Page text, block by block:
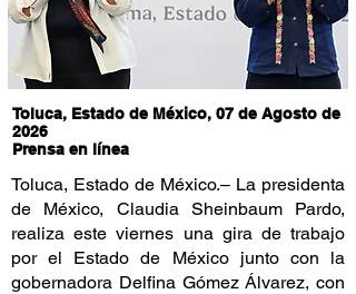
Toluca, Estado de México, 07 de Agosto de
2026
Prensa en línea
Toluca, Estado de México.– La presidenta
de México, Claudia Sheinbaum Pardo,
realiza este viernes una gira de trabajo
por el Estado de México junto con la
gobernadora Delfina Gómez Álvarez, con